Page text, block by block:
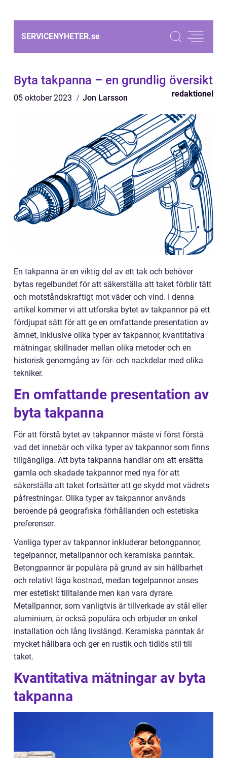
SERVICENYHETER.se
Byta takpanna – en grundlig översikt
05 oktober 2023 Jon Larsson redaktionel
En takpanna är en viktig del av ett tak och behöver
bytas regelbundet för att säkerställa att taket förblir tätt
och motståndskraftigt mot väder och vind. I denna
artikel kommer vi att utforska bytet av takpannor på ett
fördjupat sätt för att ge en omfattande presentation av
ämnet, inklusive olika typer av takpannor, kvantitativa
mätningar, skillnader mellan olika metoder och en
historisk genomgång av för- och nackdelar med olika
tekniker.
En omfattande presentation av
byta takpanna
För att förstå bytet av takpannor måste vi först förstå
vad det innebär och vilka typer av takpannor som finns
tillgängliga. Att byta takpanna handlar om att ersätta
gamla och skadade takpannor med nya för att
säkerställa att taket fortsätter att ge skydd mot vädrets
påfrestningar. Olika typer av takpannor används
beroende på geografiska förhållanden och estetiska
preferenser.
Vanliga typer av takpannor inkluderar betongpannor,
tegelpannor, metallpannor och keramiska panntak.
Betongpannor är populära på grund av sin hållbarhet
och relativt låga kostnad, medan tegelpannor anses
mer estetiskt tilltalande men kan vara dyrare.
Metallpannor, som vanligtvis är tillverkade av stål eller
aluminium, är också populära och erbjuder en enkel
installation och lång livslängd. Keramiska panntak är
mycket hållbara och ger en rustik och tidlös stil till
taket.
Kvantitativa mätningar av byta
takpanna